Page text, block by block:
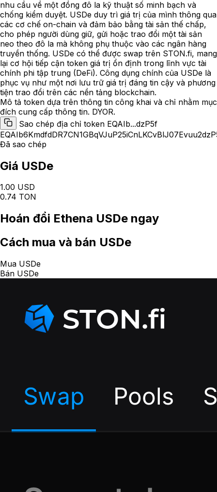
nhu cầu về một đồng đô la kỹ thuật số minh bạch và
chống kiểm duyệt. USDe duy trì giá trị của mình thông qua
các cơ chế on-chain và đảm bảo bằng tài sản thế chấp,
cho phép người dùng giữ, gửi hoặc trao đổi một tài sản
neo theo đô la mà không phụ thuộc vào các ngân hàng
truyền thống. USDe có thể được swap trên STON.fi, mang
lại cơ hội tiếp cận token giá trị ổn định trong lĩnh vực tài
chính phi tập trung (DeFi). Công dụng chính của USDe là
phục vụ như một nơi lưu trữ giá trị đáng tin cậy và phương
tiện trao đổi trên các nền tảng blockchain.
Mô tả token dựa trên thông tin công khai và chỉ nhằm mục
đích cung cấp thông tin. DYOR.
Sao chép địa chỉ token EQAIb...dzP5f
Đã sao chép
Giá USDe
1.00 USD
0.74 TON
Hoán đổi Ethena USDe ngay
Cách mua và bán USDe
Mua USDe
Bán USDe